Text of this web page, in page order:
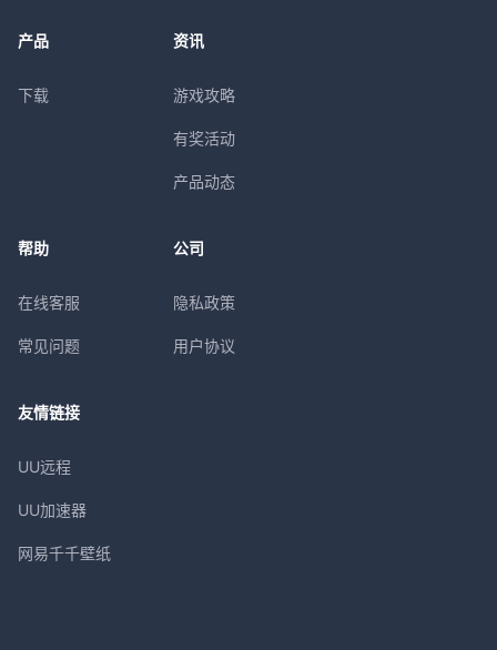
产品
下载
资讯
游戏攻略
有奖活动
产品动态
帮助
在线客服
常见问题
公司
隐私政策
用户协议
友情链接
UU远程
UU加速器
网易千千壁纸